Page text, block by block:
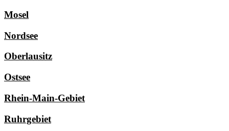
Mosel
Nordsee
Oberlausitz
Ostsee
Rhein-Main-Gebiet
Ruhrgebiet